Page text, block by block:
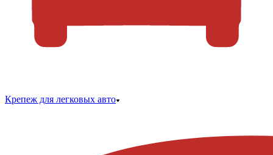
Крепеж для легковых авто